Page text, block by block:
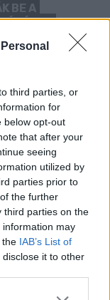
third parties, or
for
below opt-out
that after your
seeing
utilized by
parties prior to
the further
third parties on the
information may
the IAB’s List of
it to other
or more Google
BE A
az új kerékpárút
Szólj hozzá!